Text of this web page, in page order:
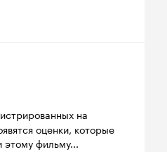
на
оценки, которые
этому фильму...